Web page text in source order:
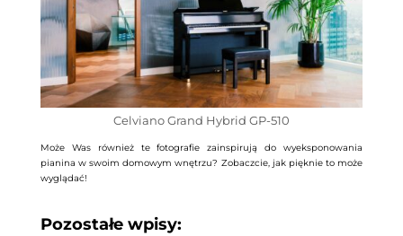
Celviano Grand Hybrid GP-510
Może Was również te fotografie zainspirują do wyeksponowania
pianina w swoim domowym wnętrzu? Zobaczcie, jak pięknie to może
wyglądać!
Pozostałe wpisy: